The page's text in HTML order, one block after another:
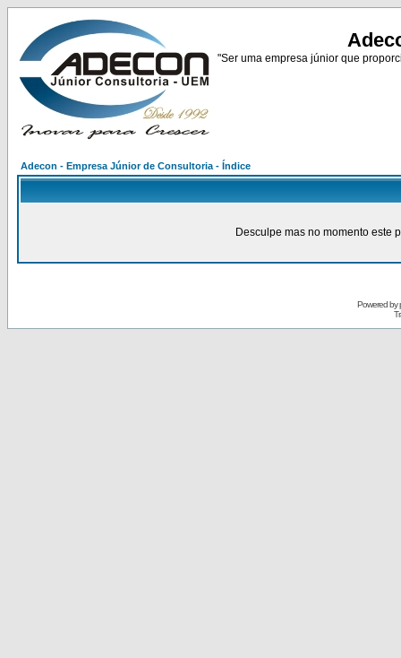
"Ser uma empresa júnior que
Adecon - Empresa Júnior de Consultoria - Índice
Desculpe mas no momento este
Powered by